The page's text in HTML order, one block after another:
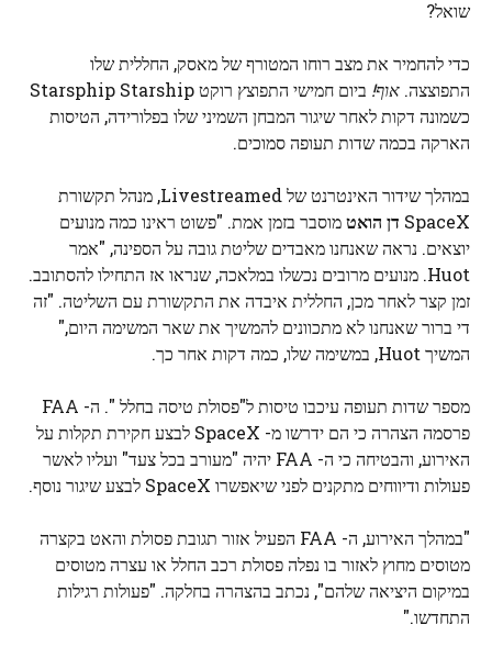
שואל?
כדי להחמיר את מצב רוחו המטורף של מאסק, החללית שלו
התפוצצה. אוף!
ביום חמישי התפוצץ רוקט Starsphip Starship
כשמונה דקות לאחר שיגור המבחן השמיני שלו בפלורידה, הטיסות
הארקה בכמה שדות תעופה סמוכים.
במהלך שידור האינטרנט של Livestreamed, מנהל תקשורת
SpaceX דן הואטמוסבר בזמן אמת. "פשוט ראינו כמה מנועים
יוצאים. נראה שאנחנו מאבדים שליטת גובה על הספינה, "אמר
Huot. מנועים מרובים נכשלו במלאכה, שנראו אז התחילו להסתובב.
זמן קצר לאחר מכן, החללית איבדה את התקשורת עם השליטה. "זה
די ברור שאנחנו לא מתכוונים להמשיך את שאר המשימה היום,"
המשיך Huot, במשימה שלו, כמה דקות אחר כך.
מספר שדות תעופה עיכבו טיסות ל"פסולת טיסה בחלל ". ה- FAA
פרסמה הצהרה כי הם ידרשו מ- SpaceX לבצע חקירת תקלות על
האירוע, והבטיחה כי ה- FAA יהיה "מעורב בכל צעד" ועליו לאשר
פעולות ודיווחים מתקנים לפני שיאפשרו SpaceX לבצע שיגור נוסף.
"במהלך האירוע, ה- FAA הפעיל אזור תגובת פסולת והאט בקצרה
מטוסים מחוץ לאזור בו נפלה פסולת רכב החלל או עצרה מטוסים
במיקום היציאה שלהם", נכתב בהצהרה בחלקה. "פעולות רגילות
התחדשו."